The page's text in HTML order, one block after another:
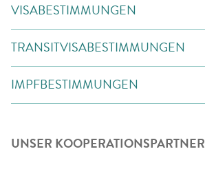
VISABESTIMMUNGEN
TRANSITVISABESTIMMUNGEN
IMPFBESTIMMUNGEN
UNSER KOOPERATIONSPARTNER